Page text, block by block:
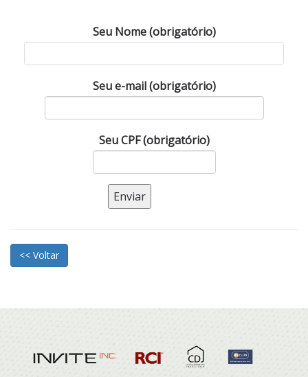
Seu Nome (obrigatório)
Seu e-mail (obrigatório)
Seu CPF (obrigatório)
<< Voltar